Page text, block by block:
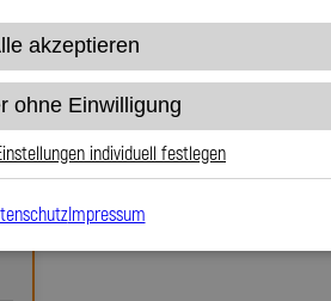
Warum Stahlflex-
Wenn es um Sicherheit,
herkömmlichen Gummileitungen
exakten Druckpunkt und
akzeptieren
ohne Einwilligung
individuell festlegen
Impressum